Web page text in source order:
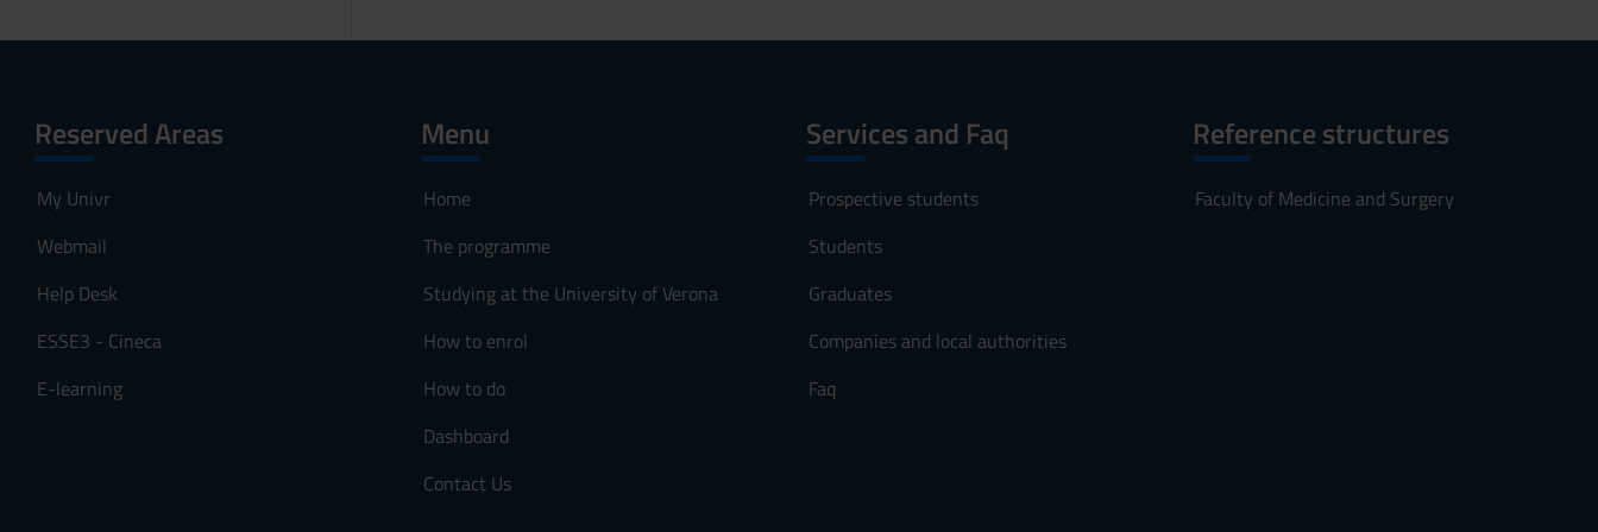
Reserved Areas
My Univr
Webmail
Help Desk
ESSE3 - Cineca
E-learning
Menu
Home
The programme
Studying at the University of Verona
How to enrol
How to do
Dashboard
Contact Us
Services and Faq
Prospective students
Students
Graduates
Companies and local authorities
Faq
Reference structures
Faculty of Medicine and Surgery